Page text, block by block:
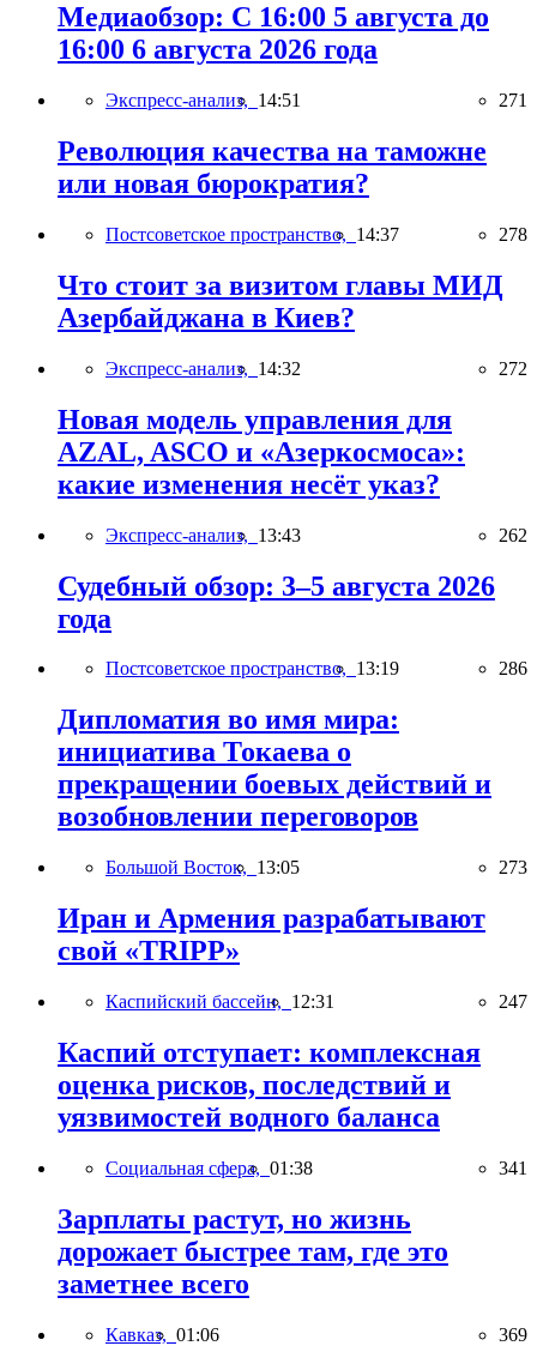
Медиаобзор: С 16:00 5 августа до
16:00 6 августа 2026 года
Экспресс-анализ, 14:51 271
Революция качества на таможне
или новая бюрократия?
Постсоветское пространство, 14:37 278
Что стоит за визитом главы МИД
Азербайджана в Киев?
Экспресс-анализ, 14:32 272
Новая модель управления для
AZAL, ASCO и «Азеркосмоса»:
какие изменения несёт указ?
Экспресс-анализ, 13:43 262
Судебный обзор: 3–5 августа 2026
года
Постсоветское пространство, 13:19 286
Дипломатия во имя мира:
инициатива Токаева о
прекращении боевых действий и
возобновлении переговоров
Большой Восток, 13:05 273
Иран и Армения разрабатывают
свой «TRIPP»
Каспийский бассейн, 12:31 247
Каспий отступает: комплексная
оценка рисков, последствий и
уязвимостей водного баланса
Социальная сфера, 01:38 341
Зарплаты растут, но жизнь
дорожает быстрее там, где это
заметнее всего
Кавказ, 01:06 369